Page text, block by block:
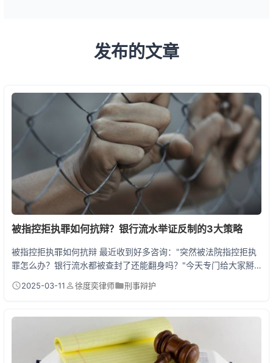
发布的文章
被指控拒执罪如何抗辩？银行流水举证反制的3大策略
被指控拒执罪如何抗辩 最近收到好多咨询："突然被法院指控拒执
罪怎么办？银行流水都被查封了还能翻身吗？"今天专门给大家掰
板斧 根据刑法313条，拒执罪要同时满足三个要件：有执行义务
证明真实履行能力缺失。去年有个案例，老王被查封的银行卡里确
实有20万，但能证明这是公司公款，法院立马撤...
2025-03-11 徐度奕律师 刑事辩护